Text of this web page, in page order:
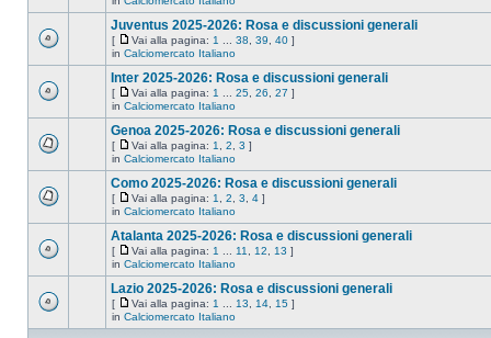
Juventus 2025-2026: Rosa e discussioni generali
[ Vai alla pagina: 1 38 39 40 ]
in Calciomercato Italiano
Inter 2025-2026: Rosa e discussioni generali
[ Vai alla pagina: 1 25 26 27 ]
in Calciomercato Italiano
Genoa 2025-2026: Rosa e discussioni generali
[ Vai alla pagina: 1 2 3 ]
in Calciomercato Italiano
Como 2025-2026: Rosa e discussioni generali
[ Vai alla pagina: 1 2 3 4 ]
in Calciomercato Italiano
Atalanta 2025-2026: Rosa e discussioni generali
[ Vai alla pagina: 1 11 12 13 ]
in Calciomercato Italiano
Lazio 2025-2026: Rosa e discussioni generali
[ Vai alla pagina: 1 13 14 15 ]
in Calciomercato Italiano